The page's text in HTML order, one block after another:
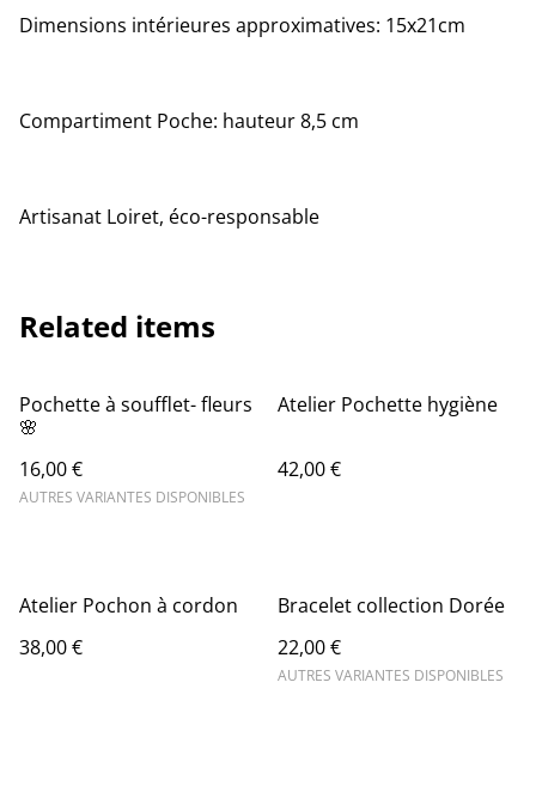
Dimensions intérieures approximatives: 15x21cm
Compartiment Poche: hauteur 8,5 cm
Artisanat Loiret, éco-responsable
Related items
Pochette à soufflet- fleurs
🌸
16,00 €
AUTRES VARIANTES DISPONIBLES
Atelier Pochette hygiène
42,00 €
Atelier Pochon à cordon
38,00 €
Bracelet collection Dorée
22,00 €
AUTRES VARIANTES DISPONIBLES